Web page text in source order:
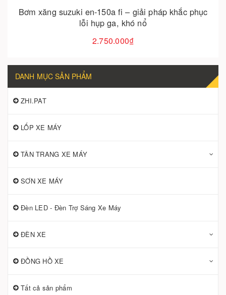
Bơm xăng suzuki en-150a fi – giải pháp khắc phục
lỗi hụp ga, khó nổ
2.750.000₫
DANH MỤC SẢN PHẨM
ZHI.PAT
LỐP XE MÁY
TÂN TRANG XE MÁY
SƠN XE MÁY
Đèn LED - Đèn Trợ Sáng Xe Máy
ĐÈN XE
ĐỒNG HỒ XE
Tất cả sản phẩm